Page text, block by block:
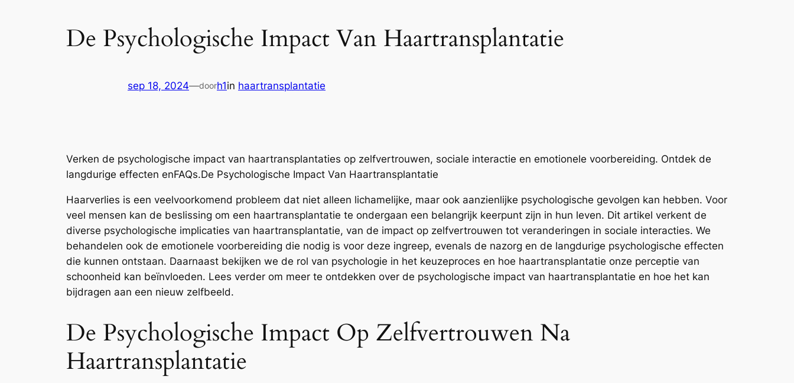
De Psychologische Impact Van Haartransplantatie
sep 18, 2024—doorh1in haartransplantatie
Verken de psychologische impact van haartransplantaties op zelfvertrouwen, sociale interactie en emotionele voorbereiding. Ontdek de
langdurige effecten enFAQs.De Psychologische Impact Van Haartransplantatie
Haarverlies is een veelvoorkomend probleem dat niet alleen lichamelijke, maar ook aanzienlijke psychologische gevolgen kan hebben. Voor
veel mensen kan de beslissing om een haartransplantatie te ondergaan een belangrijk keerpunt zijn in hun leven. Dit artikel verkent de
diverse psychologische implicaties van haartransplantatie, van de impact op zelfvertrouwen tot veranderingen in sociale interacties. We
behandelen ook de emotionele voorbereiding die nodig is voor deze ingreep, evenals de nazorg en de langdurige psychologische effecten
die kunnen ontstaan. Daarnaast bekijken we de rol van psychologie in het keuzeproces en hoe haartransplantatie onze perceptie van
schoonheid kan beïnvloeden. Lees verder om meer te ontdekken over de psychologische impact van haartransplantatie en hoe het kan
bijdragen aan een nieuw zelfbeeld.
De Psychologische Impact Op Zelfvertrouwen Na
Haartransplantatie